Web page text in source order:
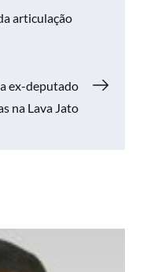
articulação
ex-deputado
na Lava Jato